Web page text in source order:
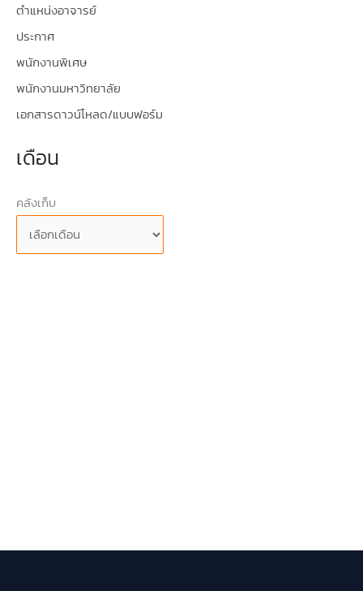
ตำแหน่งอาจารย์
ประกาศ
พนักงานพิเศษ
พนักงานมหาวิทยาลัย
เอกสารดาวน์โหลด/แบบฟอร์ม
เดือน
คลังเก็บ